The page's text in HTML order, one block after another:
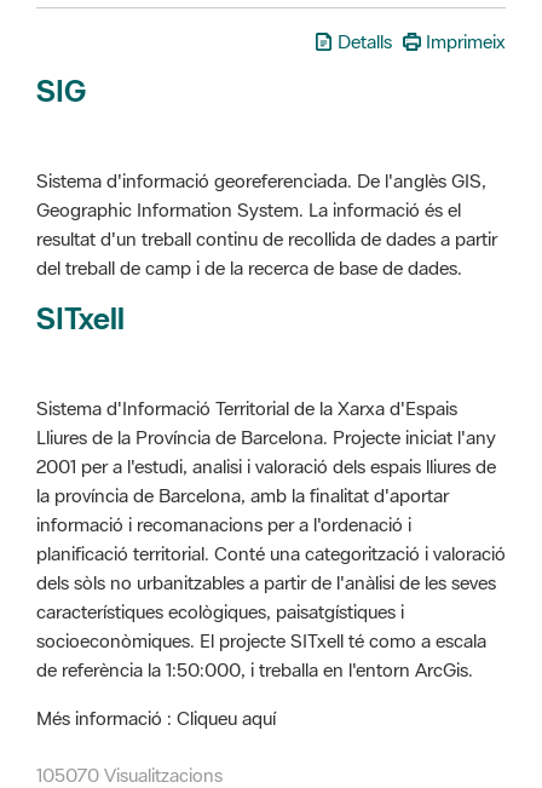
Detalls Imprimeix
SIG
Sistema d'informació georeferenciada. De l'anglès GIS,
Geographic Information System. La informació és el
resultat d'un treball continu de recollida de dades a partir
del treball de camp i de la recerca de base de dades.
SITxell
Sistema d'Informació Territorial de la Xarxa d'Espais
Lliures de la Província de Barcelona. Projecte iniciat l'any
2001 per a l'estudi, analisi i valoració dels espais lliures de
la província de Barcelona, amb la finalitat d'aportar
informació i recomanacions per a l'ordenació i
planificació territorial. Conté una categorització i valoració
dels sòls no urbanitzables a partir de l'anàlisi de les seves
característiques ecològiques, paisatgístiques i
socioeconòmiques. El projecte SITxell té como a escala
de referència la 1:50:000, i treballa en l'entorn ArcGis.
Més informació : Cliqueu aquí
105070 Visualitzacions